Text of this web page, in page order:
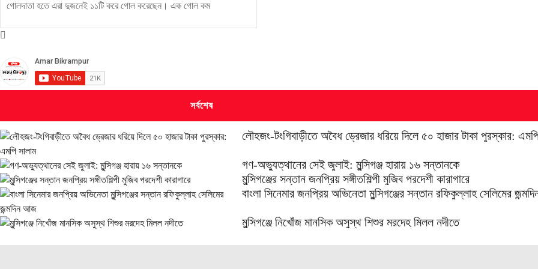
গোলদাতা হতে এরা দুজনেই ১১টি করে গোল করেছেন। এক গোল কম
সর্বশেষ
লৌহজং-টংগিবাড়ীতে অবৈধ ড্রেজার ধরিয়ে দিলে ৫০ হাজার টাকা পুরস্কার:
গণ-অভ্যুত্থানের সেই জুলাই: মুন্সিগঞ্জ হারায় ১৬ সন্তানকে
মুন্সিগঞ্জের সন্তান জনপ্রিয় সঙ্গীতশিল্পী মুজিব পরদেশী কারাগারে
বাংলা সিনেমার জনপ্রিয় অভিনেতা মুন্সিগঞ্জের সন্তান রফিকুল্লাহ সেলিমের
মুন্সিগঞ্জে নিখোঁজ মানসিক অসুস্থ শিশুর মরদেহ মিলল নদীতে